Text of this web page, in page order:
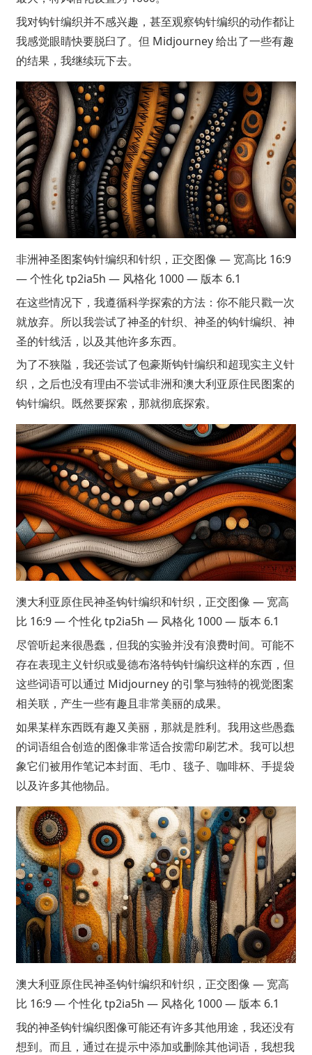
我对钩针编织并不感兴趣，甚至观察钩针编织的动作都让
我感觉眼睛快要脱臼了。但 Midjourney 给出了一些有趣
的结果，我继续玩下去。
非洲神圣图案钩针编织和针织，正交图像 — 宽高比 16:9
— 个性化 tp2ia5h — 风格化 1000 — 版本 6.1
在这些情况下，我遵循科学探索的方法：你不能只戳一次
就放弃。所以我尝试了神圣的针织、神圣的钩针编织、神
圣的针线活，以及其他许多东西。
为了不狭隘，我还尝试了包豪斯钩针编织和超现实主义针
织，之后也没有理由不尝试非洲和澳大利亚原住民图案的
钩针编织。既然要探索，那就彻底探索。
澳大利亚原住民神圣钩针编织和针织，正交图像 — 宽高
比 16:9 — 个性化 tp2ia5h — 风格化 1000 — 版本 6.1
尽管听起来很愚蠢，但我的实验并没有浪费时间。可能不
存在表现主义针织或曼德布洛特钩针编织这样的东西，但
这些词语可以通过 Midjourney 的引擎与独特的视觉图案
相关联，产生一些有趣且非常美丽的成果。
如果某样东西既有趣又美丽，那就是胜利。我用这些愚蠢
的词语组合创造的图像非常适合按需印刷艺术。我可以想
象它们被用作笔记本封面、毛巾、毯子、咖啡杯、手提袋
以及许多其他物品。
澳大利亚原住民神圣钩针编织和针织，正交图像 — 宽高
比 16:9 — 个性化 tp2ia5h — 风格化 1000 — 版本 6.1
我的神圣钩针编织图像可能还有许多其他用途，我还没有
想到。而且，通过在提示中添加或删除其他词语，我想我